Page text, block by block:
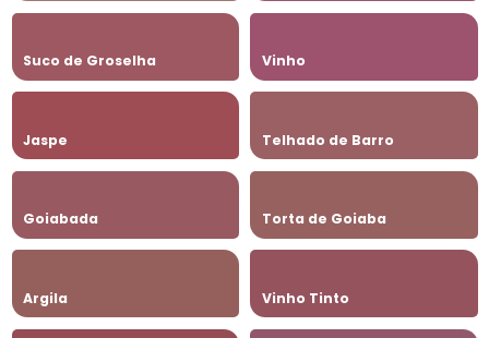
Suco de Groselha Vinho
Jaspe Telhado de Barro
Goiabada Torta de Goiaba
Argila Vinho Tinto